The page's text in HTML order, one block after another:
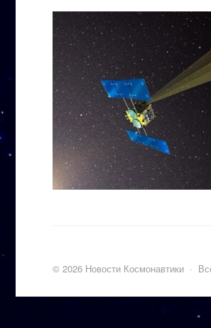
© 2026 Новости Космонавтики ·